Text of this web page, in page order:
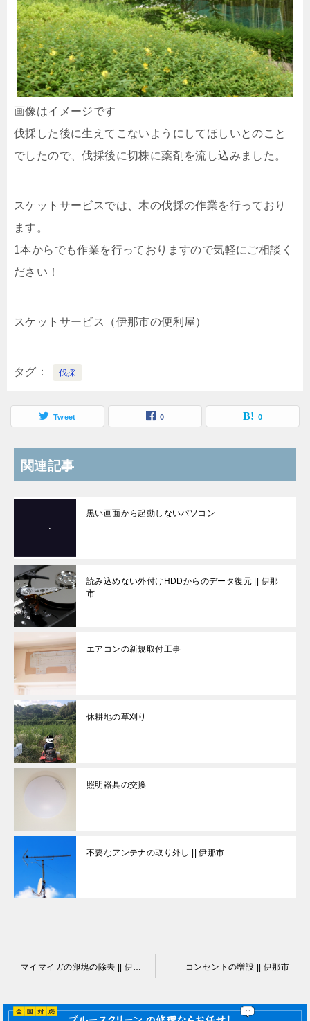
画像はイメージです
伐採した後に生えてこないようにしてほしいとのこと
でしたので、伐採後に切株に薬剤を流し込みました。
スケットサービスでは、木の伐採の作業を行っており
ます。
1本からでも作業を行っておりますので気軽にご相談く
ださい！
スケットサービス（伊那市の便利屋）
タグ 伐採
Tweet 0 0
関連記事
黒い画面から起動しないパソコン
読み込めない外付けHDDからのデータ復元 || 伊那
市
エアコンの新規取付工事
休耕地の草刈り
照明器具の交換
不要なアンテナの取り外し || 伊那市
ナ
マイマイガの卵塊の除去 || 伊那市 コンセントの増設 || 伊那市